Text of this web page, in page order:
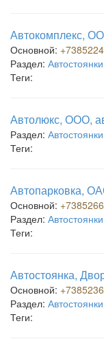
Автокомплекс,
Основной:
Раздел: Автостоянки
Теги:
Автолюкс, ООО,
Раздел: Автостоянки
Теги:
Автопарковка,
Основной:
Раздел: Автостоянки
Теги:
Автостоянка,
Основной:
Раздел: Автостоянки
Теги: